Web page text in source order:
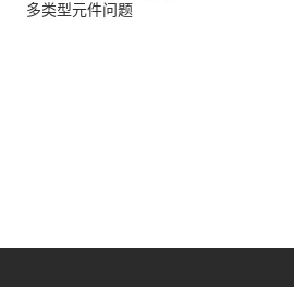
多类型元件问题